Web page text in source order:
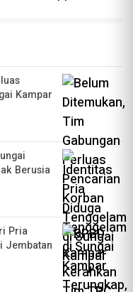
Kampar
Berusia
Pria
Jembatan